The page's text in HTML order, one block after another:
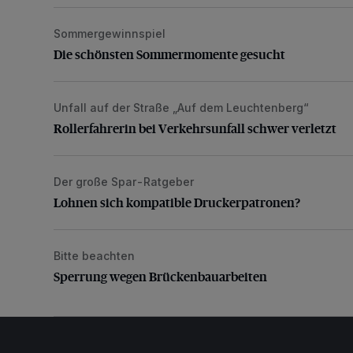
Die schönsten Sommermomente gesucht
Sommergewinnspiel
Die schönsten Sommermomente gesucht
Rollerfahrerin bei Verkehrsunfall schwer verletzt
Unfall auf der Straße „Auf dem Leuchtenberg“
Rollerfahrerin bei Verkehrsunfall schwer verletzt
Lohnen sich kompatible Druckerpatronen?
Der große Spar-Ratgeber
Lohnen sich kompatible Druckerpatronen?
Sperrung wegen Brückenbauarbeiten
Bitte beachten
Sperrung wegen Brückenbauarbeiten